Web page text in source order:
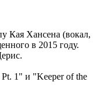
Кая Хансена (вокал,
в 2015 году.
1" и "Keeper of the